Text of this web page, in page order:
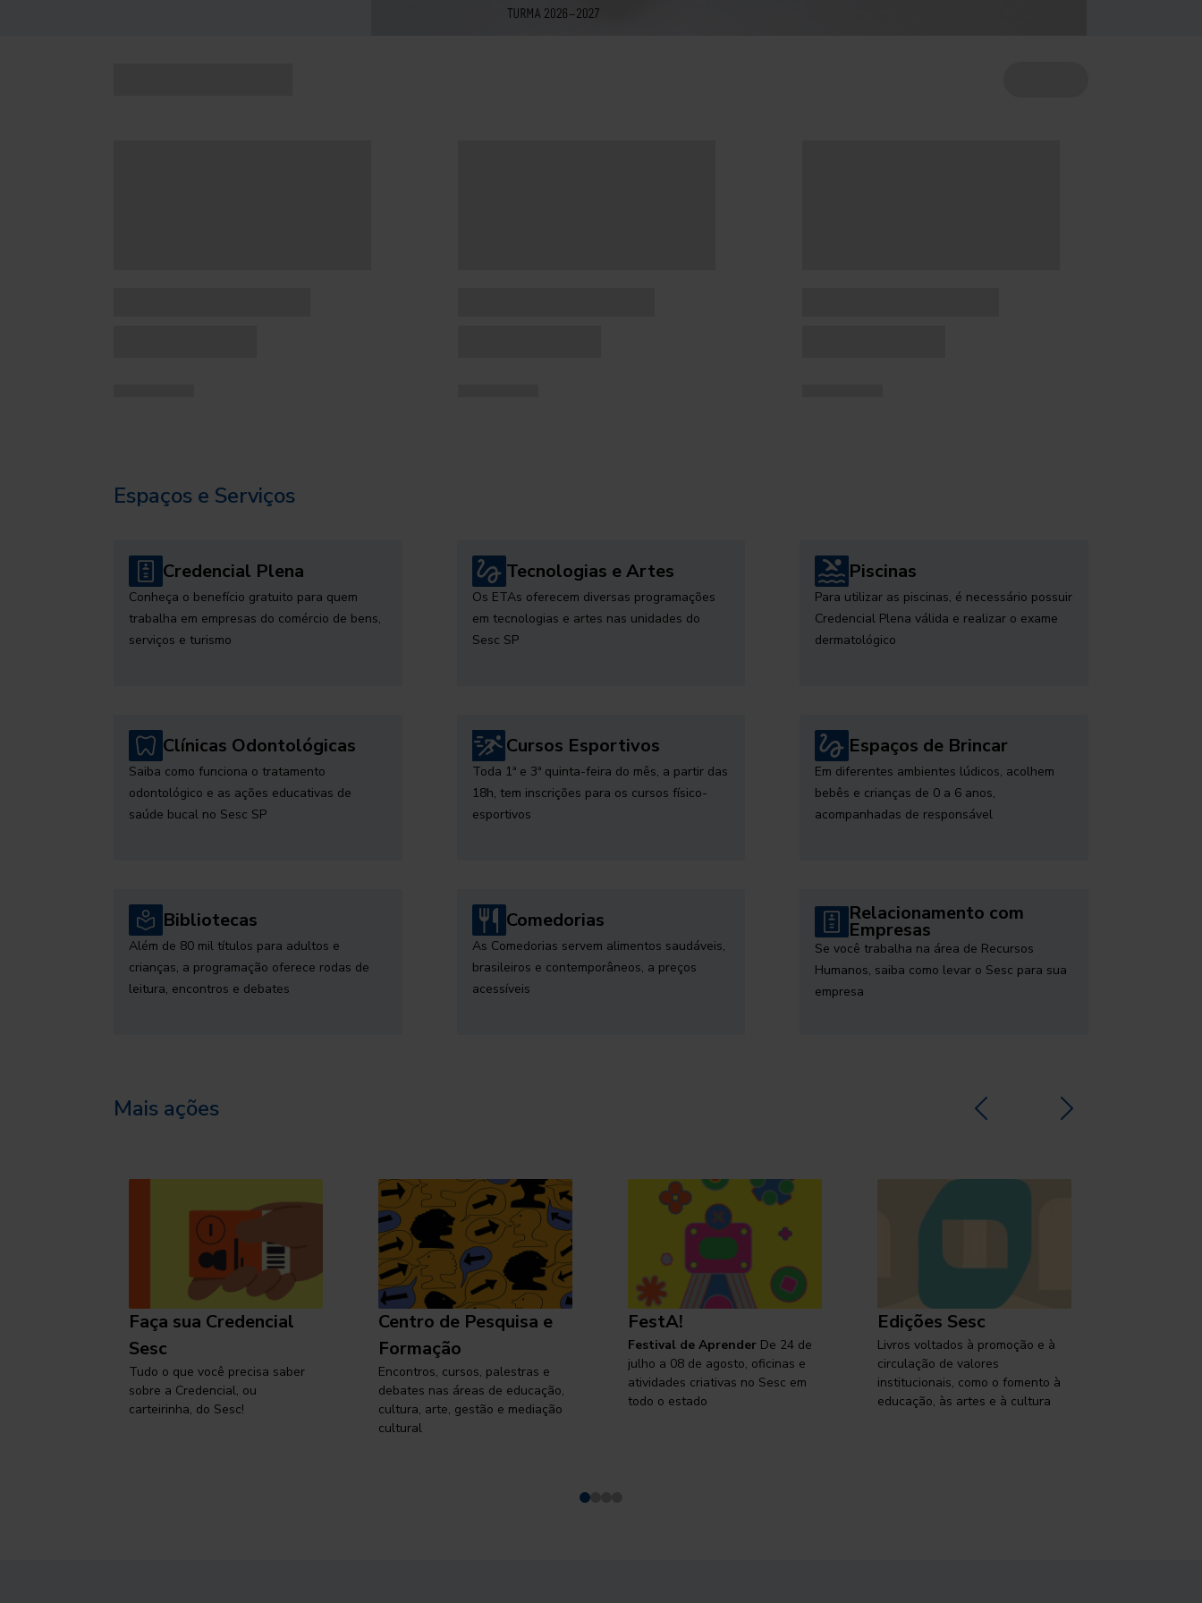
Espaços e Serviços
Credencial Plena
Conheça o benefício gratuito para quem
trabalha em empresas do comércio de bens,
serviços e turismo
Tecnologias e Artes
Os ETAs oferecem diversas programações
em tecnologias e artes nas unidades do
Sesc SP
Piscinas
Para utilizar as piscinas, é necessário possuir
Credencial Plena válida e realizar o exame
dermatológico
Clínicas Odontológicas
Saiba como funciona o tratamento
odontológico e as ações educativas de
saúde bucal no Sesc SP
Cursos Esportivos
Toda 1ª e 3ª quinta-feira do mês, a partir das
18h, tem inscrições para os cursos físico-
esportivos
Espaços de Brincar
Em diferentes ambientes lúdicos, acolhem
bebês e crianças de 0 a 6 anos,
acompanhadas de responsável
Bibliotecas
Além de 80 mil títulos para adultos e
crianças, a programação oferece rodas de
leitura, encontros e debates
Comedorias
As Comedorias servem alimentos saudáveis,
brasileiros e contemporâneos, a preços
acessíveis
Relacionamento com
Empresas
Se você trabalha na área de Recursos
Humanos, saiba como levar o Sesc para sua
empresa
Mais ações
Faça sua Credencial
Sesc
Tudo o que você precisa saber
sobre a Credencial, ou
carteirinha, do Sesc!
Centro de Pesquisa e
Formação
Encontros, cursos, palestras e
debates nas áreas de educação,
cultura, arte, gestão e mediação
cultural
FestA!
Festival de Aprender De 24 de
julho a 08 de agosto, oficinas e
atividades criativas no Sesc em
todo o estado
Edições Sesc
Livros voltados à promoção e à
circulação de valores
institucionais, como o fomento à
educação, às artes e à cultura